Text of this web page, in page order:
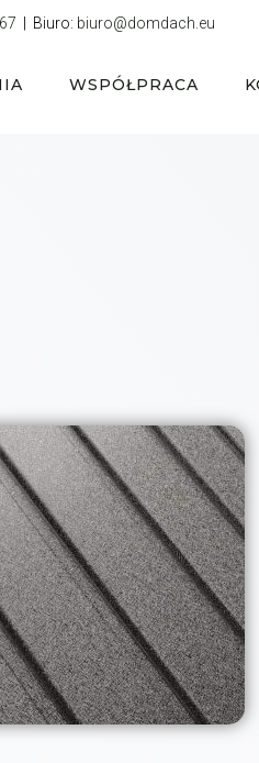
| Biuro: biuro@domdach.eu
WSPÓŁPRACA